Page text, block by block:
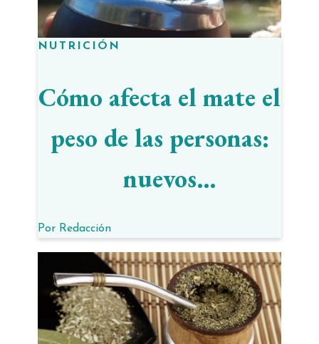
NUTRICIÓN
Cómo afecta el mate el
peso de las personas:
nuevos
descubrimientos
Por Redacción